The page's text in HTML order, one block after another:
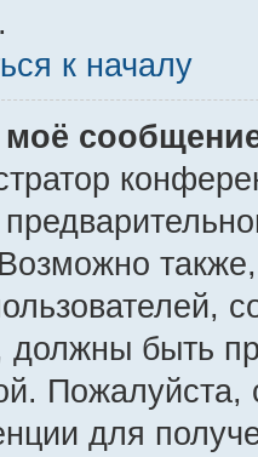
к началу
быть
для